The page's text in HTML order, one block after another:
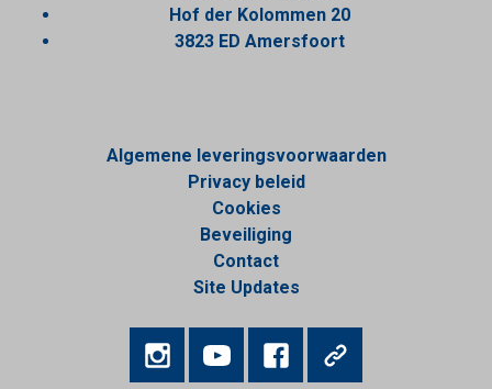
Hof der Kolommen 20
3823 ED Amersfoort
Algemene leveringsvoorwaarden
Privacy beleid
Cookies
Beveiliging
Contact
Site Updates